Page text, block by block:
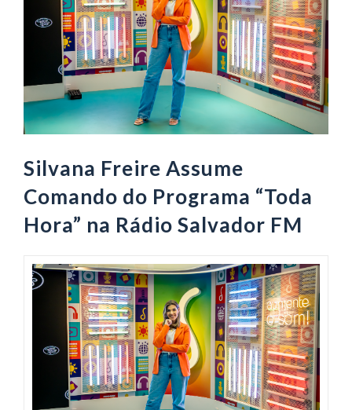
Silvana Freire Assume
Comando do Programa “Toda
Hora” na Rádio Salvador FM